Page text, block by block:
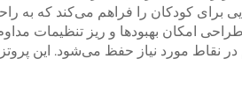
برای کودکان را فراهم می‌کند که به
طراحی امکان بهبودها و ریز تنظیمات
نقاط مورد نیاز حفظ می‌شود. این